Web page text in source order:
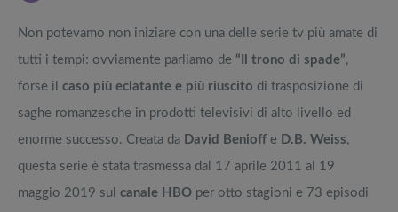
Non potevamo non iniziare con una delle serie tv più amate di
tutti i tempi: ovviamente parliamo de “Il trono di spade”,
forse il caso più eclatante e più riuscito di trasposizione di
saghe romanzesche in prodotti televisivi di alto livello ed
enorme successo. Creata da David Benioff e D.B. Weiss,
questa serie è stata trasmessa dal 17 aprile 2011 al 19
maggio 2019 sul canale HBO per otto stagioni e 73 episodi